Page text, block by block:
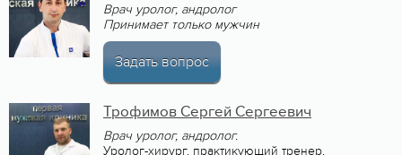
Врач уролог, андролог
Принимает только мужчин
Задать вопрос
Трофимов Сергей Сергеевич
Врач уролог, андролог.
Уролог-хирург, практикующий тренер,